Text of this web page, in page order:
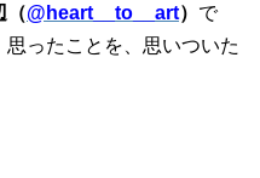
（@heart__to__art） で
ったことを、思いついた